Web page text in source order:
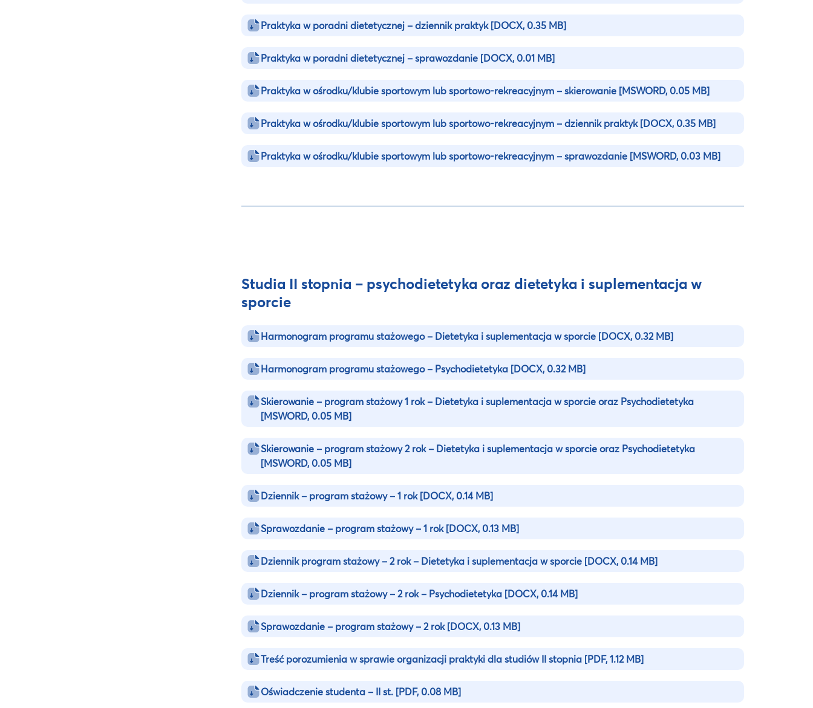
Praktyka w poradni dietetycznej – dziennik praktyk[DOCX, 0.35 MB]
Praktyka w poradni dietetycznej – sprawozdanie [DOCX, 0.01 MB]
Praktyka w ośrodku/klubie sportowym lub sportowo-rekreacyjnym – skierowanie [MSWORD, 0.05 MB]
Praktyka w ośrodku/klubie sportowym lub sportowo-rekreacyjnym – dziennik praktyk[DOCX, 0.35 MB]
Praktyka w ośrodku/klubie sportowym lub sportowo-rekreacyjnym – sprawozdanie [MSWORD, 0.03 MB]
Studia II stopnia – psychodietetyka oraz dietetyka i suplementacja w
sporcie
Harmonogram programu stażowego – Dietetyka i suplementacja w sporcie [DOCX, 0.32 MB]
Harmonogram programu stażowego – Psychodietetyka [DOCX, 0.32 MB]
Skierowanie – program stażowy 1 rok – Dietetyka i suplementacja w sporcie oraz Psychodietetyka
[MSWORD, 0.05 MB]
Skierowanie – program stażowy 2 rok – Dietetyka i suplementacja w sporcie oraz Psychodietetyka
[MSWORD, 0.05 MB]
Dziennik – program stażowy – 1 rok[DOCX, 0.14 MB]
Sprawozdanie – program stażowy – 1 rok[DOCX, 0.13 MB]
Dziennik program stażowy – 2 rok – Dietetyka i suplementacja w sporcie [DOCX, 0.14 MB]
Dziennik – program stażowy – 2 rok – Psychodietetyka [DOCX, 0.14 MB]
Sprawozdanie – program stażowy – 2 rok[DOCX, 0.13 MB]
Treść porozumienia w sprawie organizacji praktyki dla studiów II stopnia [PDF, 1.12 MB]
Oświadczenie studenta – II st. [PDF, 0.08 MB]